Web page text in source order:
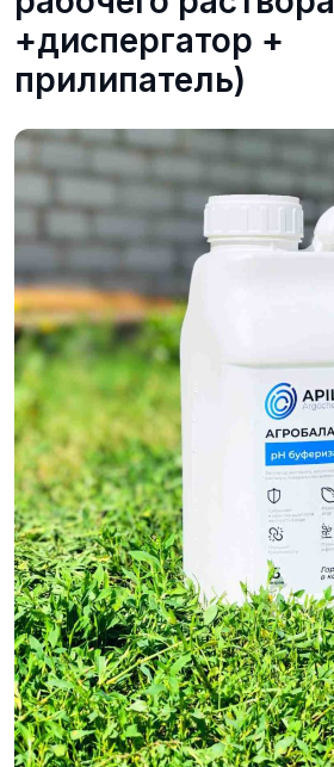
+диспергатор +
прилипатель)